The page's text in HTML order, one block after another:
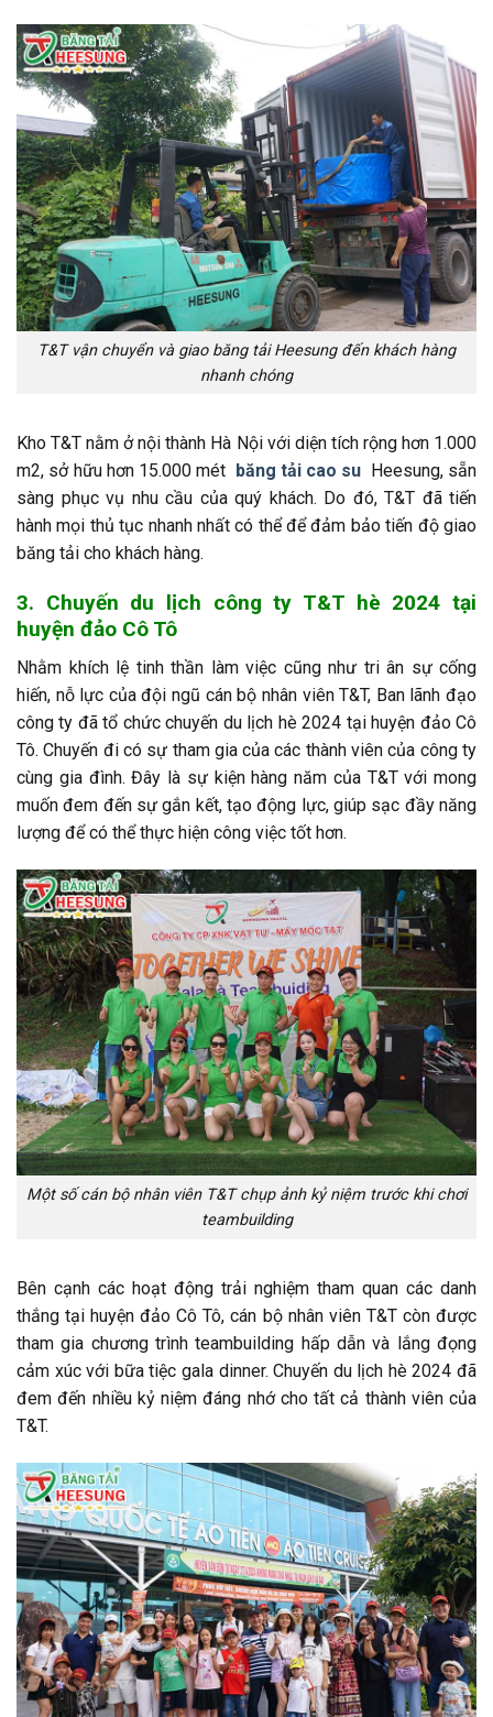
T&T vận chuyển và giao băng tải Heesung đến khách hàng
nhanh chóng
Kho T&T nằm ở nội thành Hà Nội với diện tích rộng hơn 1.000
m2, sở hữu hơn 15.000 mét
băng tải cao su
Heesung, sẵn
sàng phục vụ nhu cầu của quý khách. Do đó, T&T đã tiến
hành mọi thủ tục nhanh nhất có thể để đảm bảo tiến độ giao
băng tải cho khách hàng.
3. Chuyến du lịch công ty T&T hè 2024 tại
huyện đảo Cô Tô
Nhằm khích lệ tinh thần làm việc cũng như tri ân sự cống
hiến, nỗ lực của đội ngũ cán bộ nhân viên T&T, Ban lãnh đạo
công ty đã tổ chức chuyến du lịch hè 2024 tại huyện đảo Cô
Tô. Chuyến đi có sự tham gia của các thành viên của công ty
cùng gia đình. Đây là sự kiện hàng năm của T&T với mong
muốn đem đến sự gắn kết, tạo động lực, giúp sạc đầy năng
lượng để có thể thực hiện công việc tốt hơn.
Một số cán bộ nhân viên T&T chụp ảnh kỷ niệm trước khi chơi
teambuilding
Bên cạnh các hoạt động trải nghiệm tham quan các danh
thắng tại huyện đảo Cô Tô, cán bộ nhân viên T&T còn được
tham gia chương trình teambuilding hấp dẫn và lắng đọng
cảm xúc với bữa tiệc gala dinner. Chuyến du lịch hè 2024 đã
đem đến nhiều kỷ niệm đáng nhớ cho tất cả thành viên của
T&T.